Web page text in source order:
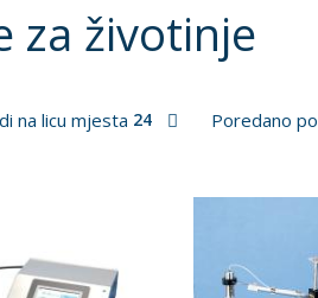
za životinje
na licu mjesta 24 Poredano po